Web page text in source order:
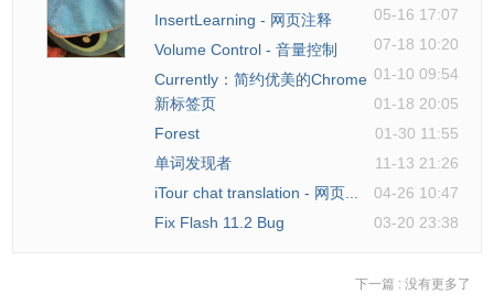
05-16 17:07
InsertLearning - 网页注释
07-18 10:20
Volume Control - 音量控制
01-10 09:54
Currently：简约优美的Chrome
新标签页
01-18 20:05
Forest
01-30 11:55
单词发现者
11-13 21:26
iTour chat translation - 网页...
04-26 10:47
Fix Flash 11.2 Bug
03-20 23:38
下一篇 : 没有更多了